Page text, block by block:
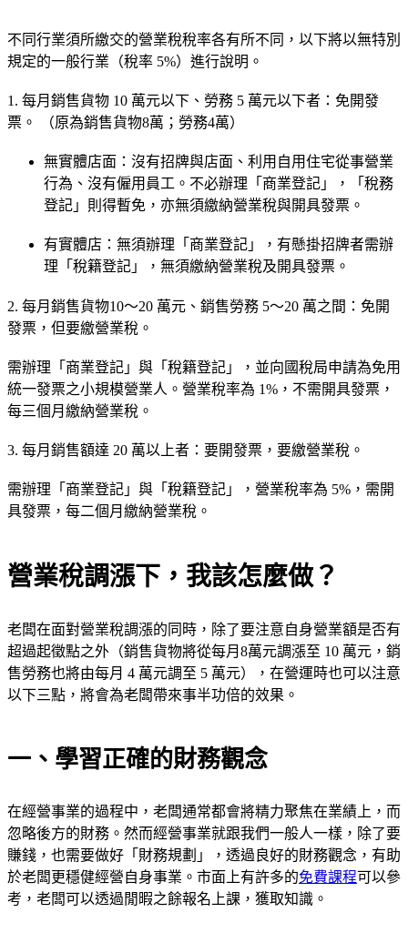
不同行業須所繳交的營業稅稅率各有所不同，以下將以無特別
規定的一般行業（稅率 5%）進行說明。
1. 每月銷售貨物 10 萬元以下、勞務 5 萬元以下者：免開發
票。 （原為銷售貨物8萬；勞務4萬）
無實體店面：沒有招牌與店面、利用自用住宅從事營業
行為、沒有僱用員工。不必辦理「商業登記」，「稅務
登記」則得暫免，亦無須繳納營業稅與開具發票。
有實體店：無須辦理「商業登記」，有懸掛招牌者需辦
理「稅籍登記」，無須繳納營業稅及開具發票。
2. 每月銷售貨物10～20 萬元、銷售勞務 5～20 萬之間：免開
發票，但要繳營業稅。
需辦理「商業登記」與「稅籍登記」，並向國稅局申請為免用
統一發票之小規模營業人。營業稅率為 1%，不需開具發票，
每三個月繳納營業稅。
3. 每月銷售額達 20 萬以上者：要開發票，要繳營業稅。
需辦理「商業登記」與「稅籍登記」，營業稅率為 5%，需開
具發票，每二個月繳納營業稅。
營業稅調漲下，我該怎麼做？
老闆在面對營業稅調漲的同時，除了要注意自身營業額是否有
超過起徵點之外（銷售貨物將從每月8萬元調漲至 10 萬元，銷
售勞務也將由每月 4 萬元調至 5 萬元），在營運時也可以注意
以下三點，將會為老闆帶來事半功倍的效果。
一、學習正確的財務觀念
在經營事業的過程中，老闆通常都會將精力聚焦在業績上，而
忽略後方的財務。然而經營事業就跟我們一般人一樣，除了要
賺錢，也需要做好「財務規劃」，透過良好的財務觀念，有助
於老闆更穩健經營自身事業。市面上有許多的免費課程可以參
考，老闆可以透過閒暇之餘報名上課，獲取知識。